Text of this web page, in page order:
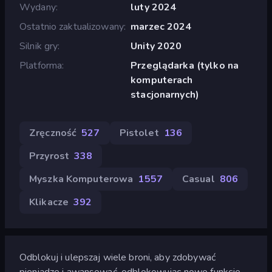
Wydany
luty 2024
Ostatnio zaktualizowany marzec 2024
Silnik gry
Unity 2020
Platforma
Przeglądarka (tylko na
komputerach
stacjonarnych)
Zręczność 527 Pistolet 136
Przyrost 338
Myszka Komputerowa 1557 Casual 806
Klikacze 392
Odblokuj i ulepszaj wiele broni, aby zdobywać